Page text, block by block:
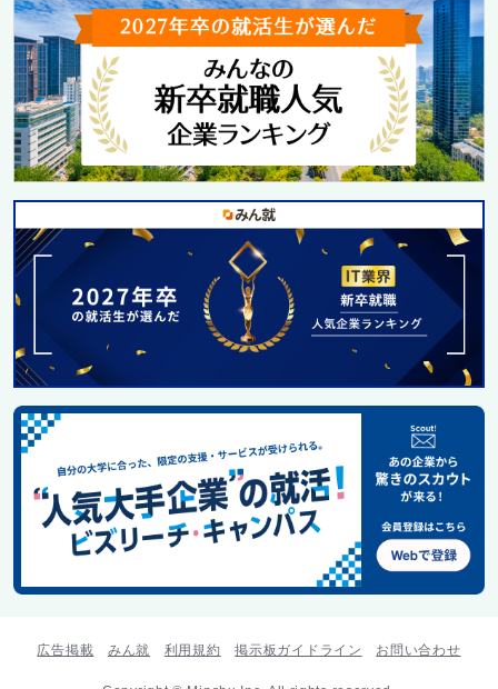
広告掲載 みん就 利用規約 掲示板ガイドライン お問い合わせ